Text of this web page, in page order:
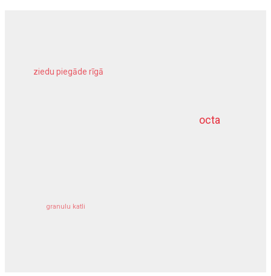
octa
ziedu piegāde rīgā
granulu katli
dziļurbums